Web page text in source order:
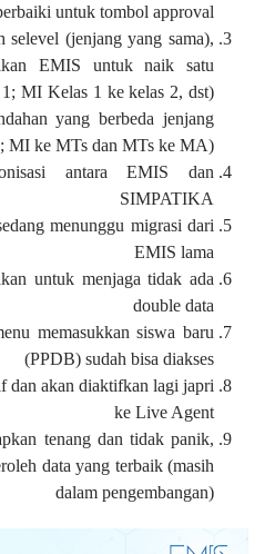
untuk tombol approval
selevel (jenjang yang sama),
EMIS untuk naik satu
MI Kelas 1 ke kelas 2, dst)
yang berbeda jenjang
MI ke MTs dan MTs ke MA)
antara EMIS dan
SIMPATIKA
menunggu migrasi dari
EMIS lama
untuk menjaga tidak ada
double data
memasukkan siswa baru
(PPDB) sudah bisa diakses
dan akan diaktifkan lagi japri
ke Live Agent
tenang dan tidak panik,
data yang terbaik (masih
dalam pengembangan)